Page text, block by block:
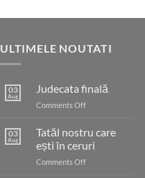
ULTIMELE NOUTATI
03
Aug
Judecata finală
Comments Offon
03
Aug
Tatăl nostru care
ești în ceruri
Comments Offon